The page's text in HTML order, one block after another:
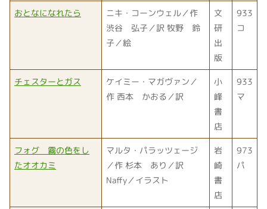
おとなになれたら
ニキ・コーンウェル／作
渋谷 弘子／訳 牧野 鈴
子／絵
文
研
出
版
933
コ
チェスターとガス
ケイミー・マガヴァン／
作 西本 かおる／訳
小
峰
書
店
933
マ
フォグ 霧の色をし
たオオカミ
マルタ・パラッツェージ
／作 杉本 あり／訳
Naffy／イラスト
岩
崎
書
店
973
パ